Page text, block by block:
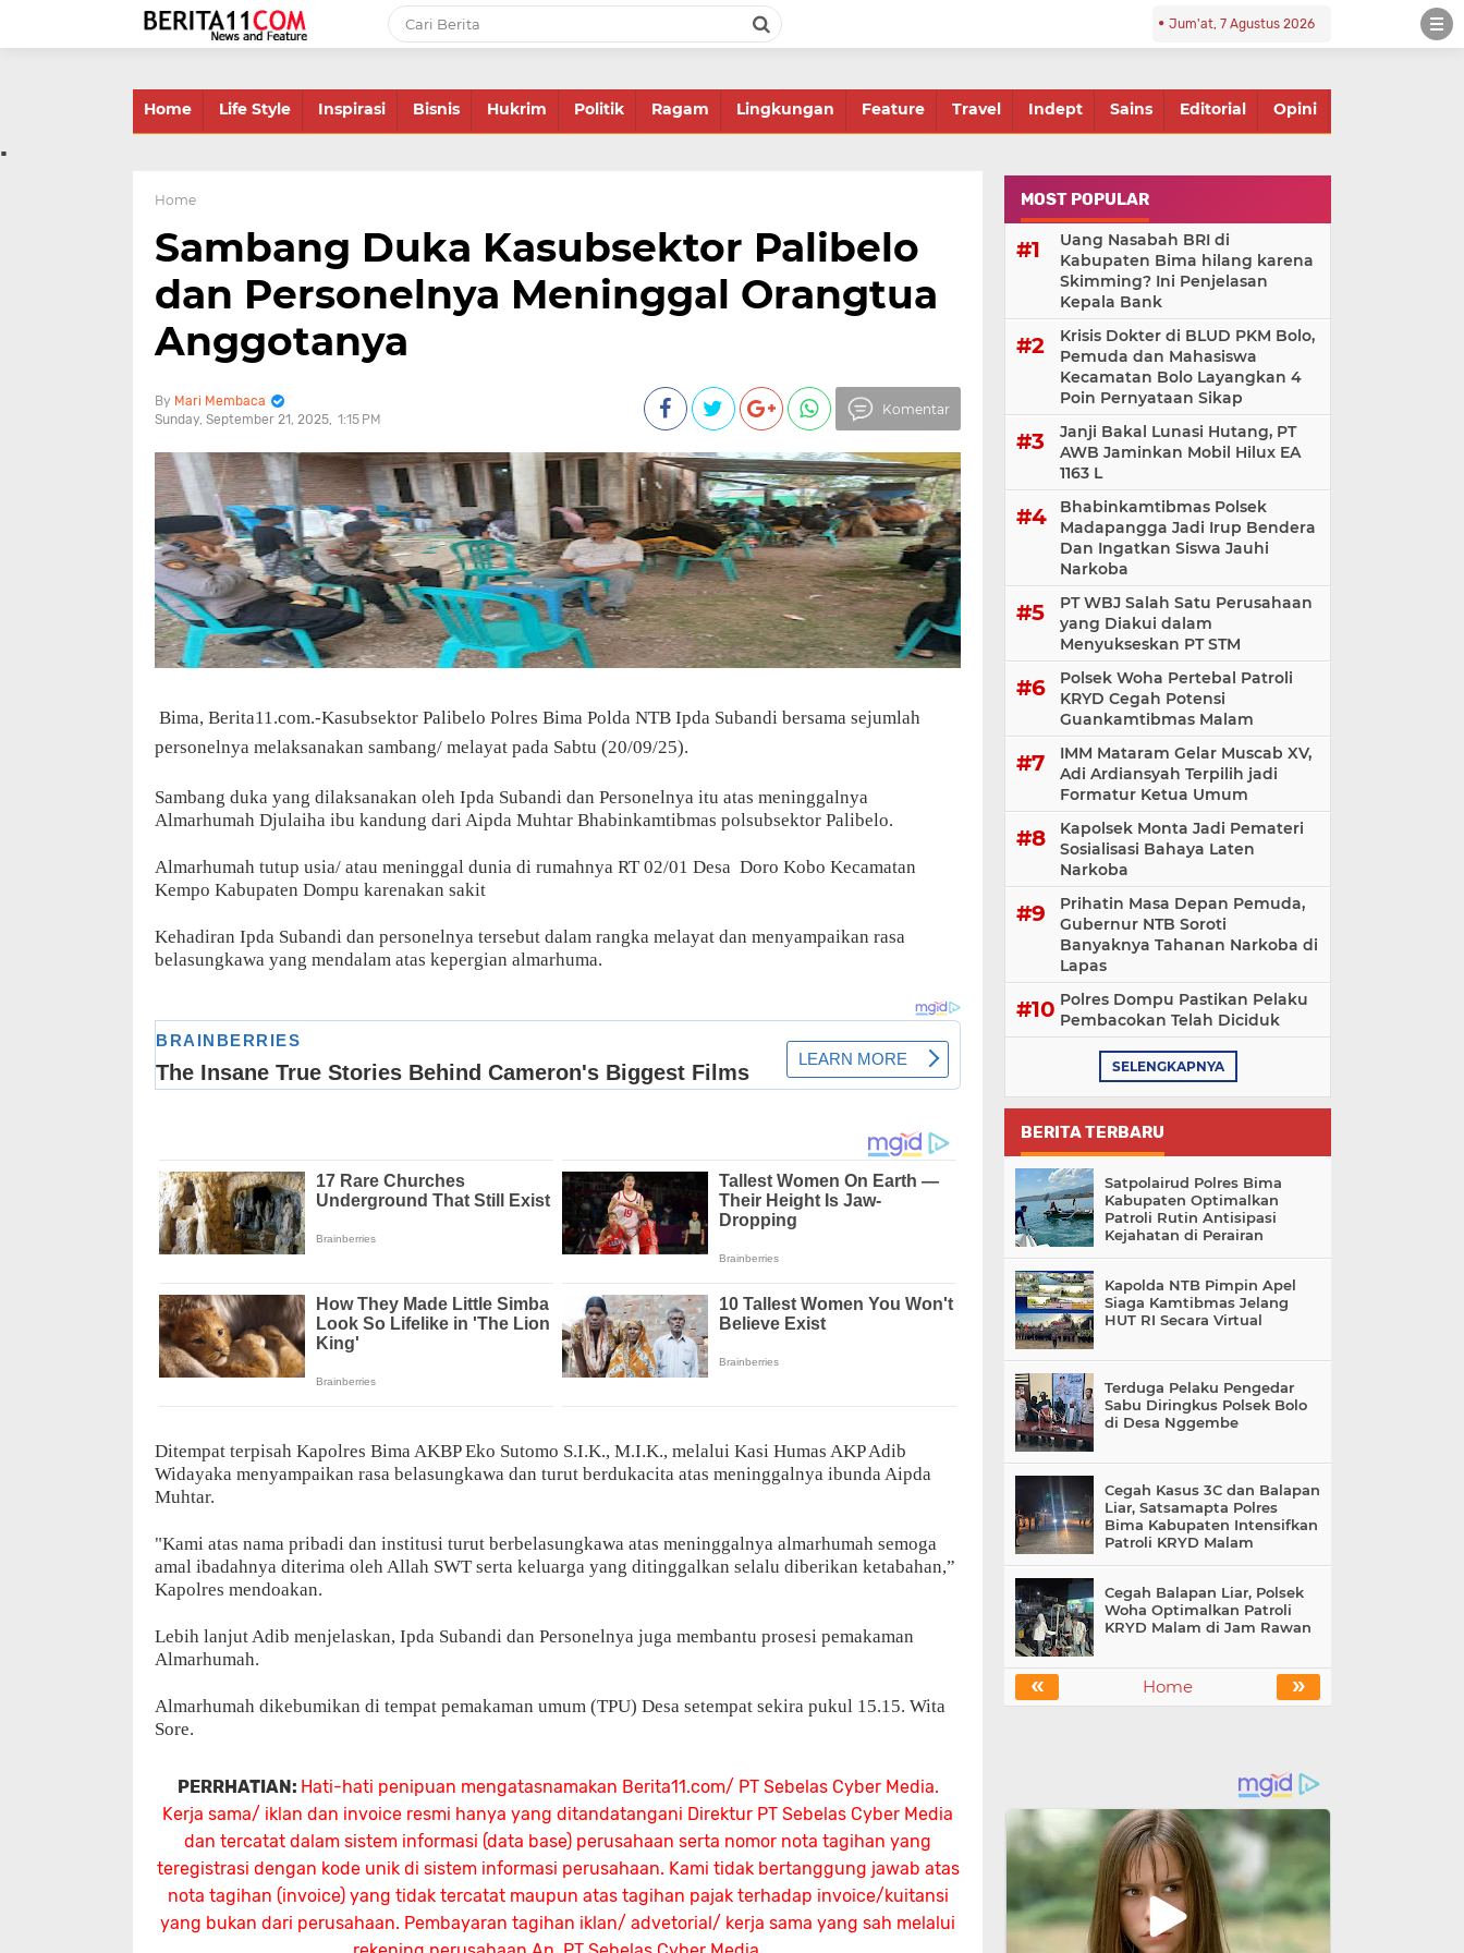
Jum'at, 7 Agustus 2026
Home Life Style Inspirasi Bisnis Hukrim Politik Ragam Lingkungan Feature Travel Indept Sains Editorial Opini
.
Home
Sambang Duka Kasubsektor Palibelo
dan Personelnya Meninggal Orangtua
Anggotanya
Mari Membaca
Sunday, September 21, 2025 1:15 PM
Komentar
Bima, Berita11.com.-Kasubsektor Palibelo Polres Bima Polda NTB Ipda Subandi bersama sejumlah
personelnya melaksanakan sambang/ melayat pada Sabtu (20/09/25).
Sambang duka yang dilaksanakan oleh Ipda Subandi dan Personelnya itu atas meninggalnya
Almarhumah Djulaiha ibu kandung dari Aipda Muhtar Bhabinkamtibmas polsubsektor Palibelo.
Almarhumah tutup usia/ atau meninggal dunia di rumahnya RT 02/01 Desa Doro Kobo Kecamatan
Kempo Kabupaten Dompu karenakan sakit
Kehadiran Ipda Subandi dan personelnya tersebut dalam rangka melayat dan menyampaikan rasa
belasungkawa yang mendalam atas kepergian almarhuma.
Ditempat terpisah Kapolres Bima AKBP Eko Sutomo S.I.K., M.I.K., melalui Kasi Humas AKP Adib
Widayaka menyampaikan rasa belasungkawa dan turut berdukacita atas meninggalnya ibunda Aipda
Muhtar.
"Kami atas nama pribadi dan institusi turut berbelasungkawa atas meninggalnya almarhumah semoga
amal ibadahnya diterima oleh Allah SWT serta keluarga yang ditinggalkan selalu diberikan ketabahan,”
Kapolres mendoakan.
Lebih lanjut Adib menjelaskan, Ipda Subandi dan Personelnya juga membantu prosesi pemakaman
Almarhumah.
Almarhumah dikebumikan di tempat pemakaman umum (TPU) Desa setempat sekira pukul 15.15. Wita
Sore.
PERRHATIAN: Hati-hati penipuan mengatasnamakan Berita11.com/ PT Sebelas Cyber Media.
Kerja sama/ iklan dan invoice resmi hanya yang ditandatangani Direktur PT Sebelas Cyber Media
dan tercatat dalam sistem informasi (data base) perusahaan serta nomor nota tagihan yang
teregistrasi dengan kode unik di sistem informasi perusahaan. Kami tidak bertanggung jawab atas
nota tagihan (invoice) yang tidak tercatat maupun atas tagihan pajak terhadap invoice/kuitansi
yang bukan dari perusahaan. Pembayaran tagihan iklan/ advetorial/ kerja sama yang sah melalui
MOST POPULAR
Uang Nasabah BRI di
Kabupaten Bima hilang karena
Skimming? Ini Penjelasan
Kepala Bank
Krisis Dokter di BLUD PKM Bolo,
Pemuda dan Mahasiswa
Kecamatan Bolo Layangkan 4
Poin Pernyataan Sikap
Janji Bakal Lunasi Hutang, PT
AWB Jaminkan Mobil Hilux EA
1163 L
Bhabinkamtibmas Polsek
Madapangga Jadi Irup Bendera
Dan Ingatkan Siswa Jauhi
Narkoba
PT WBJ Salah Satu Perusahaan
yang Diakui dalam
Menyukseskan PT STM
Polsek Woha Pertebal Patroli
KRYD Cegah Potensi
Guankamtibmas Malam
IMM Mataram Gelar Muscab XV,
Adi Ardiansyah Terpilih jadi
Formatur Ketua Umum
Kapolsek Monta Jadi Pemateri
Sosialisasi Bahaya Laten
Narkoba
Prihatin Masa Depan Pemuda,
Gubernur NTB Soroti
Banyaknya Tahanan Narkoba di
Lapas
Polres Dompu Pastikan Pelaku
Pembacokan Telah Diciduk
SELENGKAPNYA
BERITA TERBARU
Satpolairud Polres Bima
Kabupaten Optimalkan
Patroli Rutin Antisipasi
Kejahatan di Perairan
Kapolda NTB Pimpin Apel
Siaga Kamtibmas Jelang
HUT RI Secara Virtual
Terduga Pelaku Pengedar
Sabu Diringkus Polsek Bolo
di Desa Nggembe
Cegah Kasus 3C dan Balapan
Liar, Satsamapta Polres
Bima Kabupaten Intensifkan
Patroli KRYD Malam
Cegah Balapan Liar, Polsek
Woha Optimalkan Patroli
KRYD Malam di Jam Rawan
« »
Home